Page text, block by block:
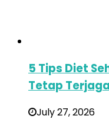
5 Tips Diet
Tetap Terjaga
July 27, 2026